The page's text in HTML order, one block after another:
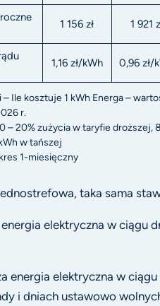
1 156 zł 1 921
1,16 zł/kWh 0,96 zł/
Ile kosztuje 1 kWh Energa –
r.
– 20% zużycia w taryfie
w tańszej
1-miesięczny
taka sama
energia elektryczna w ciągu
energia elektryczna w
i dniach ustawowo